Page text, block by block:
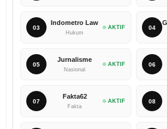
03
Indometro Law
Hukum
AKTIF 04
05
Jurnalisme
Nasional
AKTIF 06
07
Fakta62
Fakta
AKTIF 08